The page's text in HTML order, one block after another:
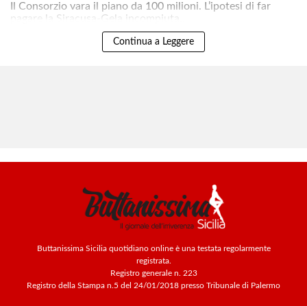
Il Consorzio vara il piano da 100 milioni. L’ipotesi di far
pagare la Siracusa-Gela incompiuta..
Continua a Leggere
Buttanissima Sicilia quotidiano online è una testata regolarmente
registrata.
Registro generale n. 223
Registro della Stampa n.5 del 24/01/2018 presso Tribunale di Palermo